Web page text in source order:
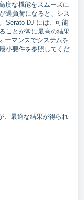
度な機能をスムーズに
過負荷になると、シス
Serato DJ には、可能
ことが常に最高の結果
ーマンスでシステムを
小要件を参照してくだ
、最適な結果が得られ